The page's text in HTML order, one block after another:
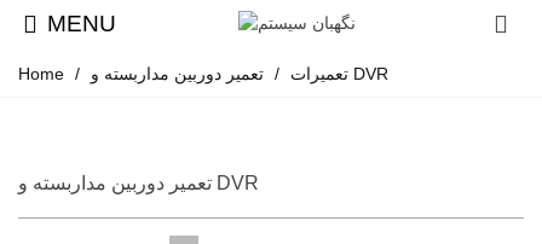
MENU
Home / تعمیرات / تعمیر دوربین مداربسته و DVR
تعمیر دوربین مداربسته و DVR